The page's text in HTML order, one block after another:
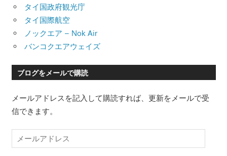
タイ国政府観光庁
タイ国際航空
ノックエア – Nok Air
バンコクエアウェイズ
ブログをメールで購読
メールアドレスを記入して購読すれば、更新をメールで受
信できます。
ー